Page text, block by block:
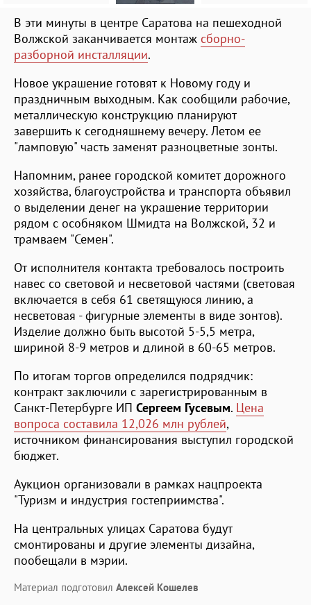
В эти минуты в центре Саратова на пешеходной
Волжской заканчивается монтаж сборно-
разборной инсталляции.
Новое украшение готовят к Новому году и
праздничным выходным. Как сообщили рабочие,
металлическую конструкцию планируют
завершить к сегодняшнему вечеру. Летом ее
"ламповую" часть заменят разноцветные зонты.
Напомним, ранее городской комитет дорожного
хозяйства, благоустройства и транспорта объявил
о выделении денег на украшение территории
рядом с особняком Шмидта на Волжской, 32 и
трамваем "Семен".
От исполнителя контакта требовалось построить
навес со световой и несветовой частями (световая
включается в себя 61 светящуюся линию, а
несветовая - фигурные элементы в виде зонтов).
Изделие должно быть высотой 5-5,5 метра,
шириной 8-9 метров и длиной в 60-65 метров.
По итогам торгов определился подрядчик:
контракт заключили с зарегистрированным в
Санкт-Петербурге ИП Сергеем Гусевым. Цена
вопроса составила 12,026 млн рублей,
источником финансирования выступил городской
бюджет.
Аукцион организовали в рамках нацпроекта
"Туризм и индустрия гостеприимства".
На центральных улицах Саратова будут
смонтированы и другие элементы дизайна,
пообещали в мэрии.
Материал подготовил Алексей Кошелев